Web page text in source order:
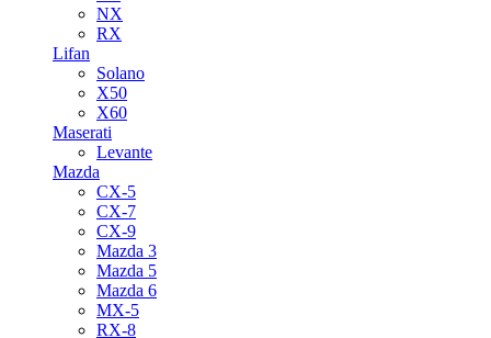
NX
RX
Lifan
Solano
X50
X60
Maserati
Levante
Mazda
CX-5
CX-7
CX-9
Mazda 3
Mazda 5
Mazda 6
MX-5
RX-8